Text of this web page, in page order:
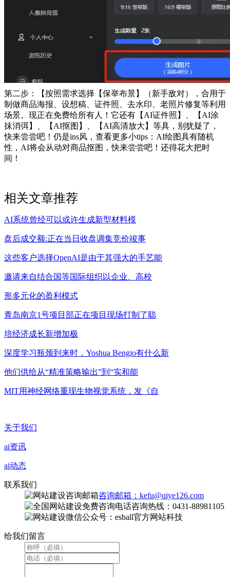
第二步：【按照需求选择【保举布景】（新手敌对），合用于
制做商品海报、设想稿、证件照、去水印、老照片修复等利用
场景。现正在免费给所有人！它还有【AI证件照】、【AI涂
抹消弭】、【AI抠图】、【AI高清放大】等具，别犹疑了，
快来尝尝吧！仍是ins风，查看更多小tips：AI绘图具有随机
性，AI将会从动对商品抠图，快来尝尝吧！还得花大把时
间！
相关文章推荐
AI系统曾经可以或许⽣成新型材料模
盘后成交额:正在当日收盘调集竞价竣事
这些客户选择OpenAI是由于其强大的手艺能
邀请来自结合国等国际组织以企业、高校
形多元化的盈利模式
青岛南京1号项目部正在项目现场打制了聪
培经济成长新增加极
深度学习瓶颈到来时，Yoshua Bengio有什么新
他们供给从“精准策略输出”到“实和能
MIT用神经网络重现生物视觉系统，发《自
关于我们
ai资讯
ai动态
联系我们
咨询邮箱：kefu@qiye126.com
咨询热线：0431-88981105
微信公众号：esball官方网站科技
给我们留言